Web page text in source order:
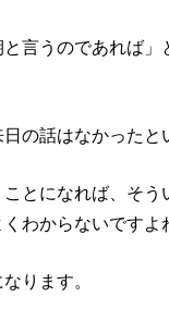
言うのであれば
の話はなかったと
とになれば、そう
わからないですよ
ります。